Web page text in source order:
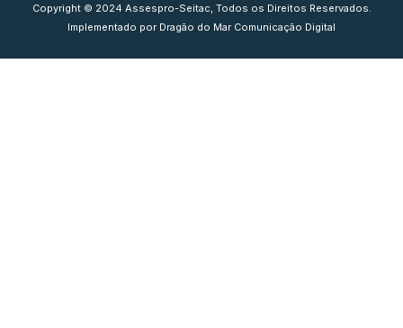
Copyright © 2024 Assespro-Seitac, Todos os Direitos Reservados.
Implementado por Dragão do Mar Comunicação Digital